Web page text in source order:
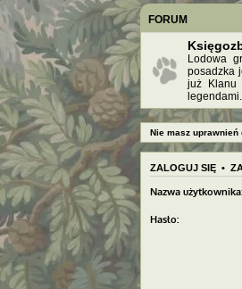
FORUM
Lodowa
posadzka
już Klanu
legendami.
Nie masz uprawnień
ZALOGUJ SIĘ •
Nazwa użytkownika:
Hasło: